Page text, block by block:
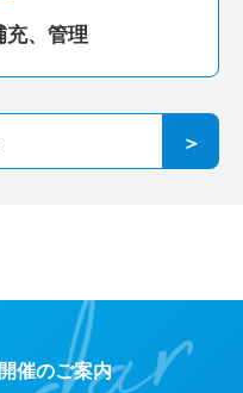
充、管理
＞
催のご案内